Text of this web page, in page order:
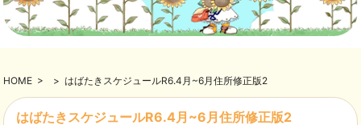
HOME > > はばたきスケジュールR6.4月~6月住所修正版2
はばたきスケジュールR6.4月~6月住所修正版2